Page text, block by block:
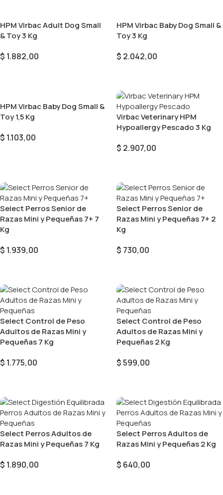
HPM Virbac Adult Dog Small
& Toy 3 Kg
$ 1.882,00
HPM Virbac Baby Dog Small &
Toy 3 Kg
$ 2.042,00
HPM Virbac Baby Dog Small &
Toy 1,5 Kg
$ 1.103,00
Virbac Veterinary HPM
Hypoallergy Pescado 3 Kg
$ 2.907,00
Select Perros Senior de
Razas Mini y Pequeñas 7+ 7
Kg
$ 1.939,00
Select Perros Senior de
Razas Mini y Pequeñas 7+ 2
Kg
$ 730,00
Select Control de Peso
Adultos de Razas Mini y
Pequeñas 7 Kg
$ 1.775,00
Select Control de Peso
Adultos de Razas Mini y
Pequeñas 2 Kg
$599,00
Select Perros Adultos de
Razas Mini y Pequeñas 7 Kg
$ 1.890,00
Select Perros Adultos de
Razas Mini y Pequeñas 2 Kg
$ 640,00